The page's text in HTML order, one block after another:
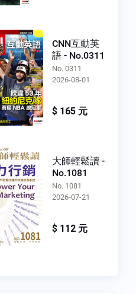
CNN互動英
語 - No.0311
No. 0311
2026-08-01
$ 165 元
大師輕鬆讀 -
No.1081
No. 1081
2026-07-21
$ 112 元